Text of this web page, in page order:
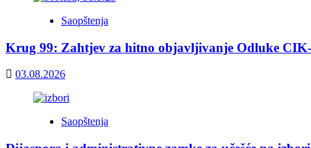
Saopštenja
Krug 99: Zahtjev za hitno objavljivanje Odluke
03.08.2026
Saopštenja